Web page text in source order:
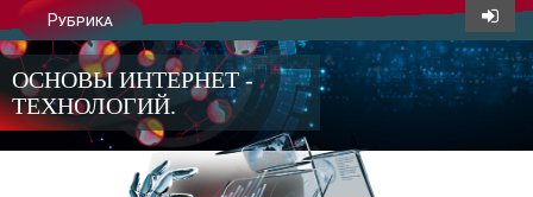
Рубрика
ОСНОВЫ ИНТЕРНЕТ -
ТЕХНОЛОГИЙ.